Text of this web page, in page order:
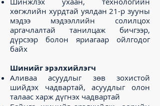
хөгжлийн хурдтай уялдан 21-р зууны
мэдээ мэдээллийн солилцох
аргачлалтай танилцаж бичгээр,
дүрсээр болон яриагаар ойлгодог
байх
Шинийг эрэлхийлэгч
Аливаа асуудлыг зөв зохистой
шийдэх чадвартай, асуудлыг олон
талаас харж дүгнэх чадвартай